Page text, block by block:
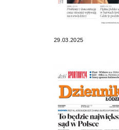
29.03.2025